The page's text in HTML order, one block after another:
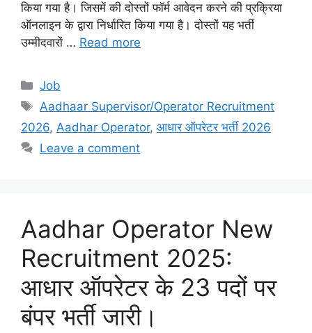
किया गया है। जिसमें की दोस्तों फॉर्म आवेदन करने की प्रक्रिया
ऑनलाइन के द्वारा निर्धारित किया गया है। दोस्तों यह भर्ती
उम्मीदवारों … Read more
Categories
Job
Tags
Aadhaar Supervisor/Operator Recruitment
2026, Aadhar Operator, आधार ऑपरेटर भर्ती 2026
Leave a comment
Aadhar Operator New
Recruitment 2025:
आधार ऑपरेटर के 23 पदों पर
बंपर भर्ती जारी।